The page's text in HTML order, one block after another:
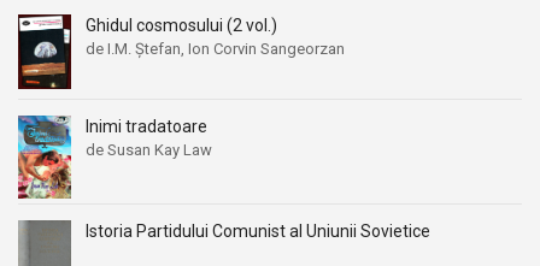
I. Draganescu
Ines Rodena
Iris Johansen
Isabelle Marais
Ivy Valdes
J.A. Redmerski
J.B. Cooper
I. Draganescu
Ines Rodena
Iris Johansen
Isabelle Marais
Ivy Valdes
J.A. Redmerski
J.B. Cooper
Ghidul cosmosului (2 vol.)
de I.M. Ştefan, Ion Corvin Sangeorzan
Inimi tradatoare
de Susan Kay Law
Istoria Partidului Comunist al Uniunii Sovietice